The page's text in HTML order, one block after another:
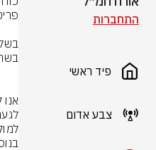
התחברות
פיד ראשי
צבע אדום